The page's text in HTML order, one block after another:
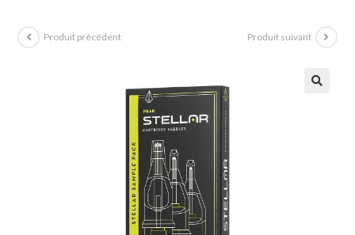
Produit précédent Produit suivant